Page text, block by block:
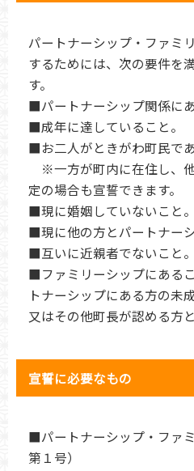
パートナーシップ・ファミ
するためには、次の要件を
す。
■パートナーシップ関係にあ
■成年に達していること。
■お二人がときがわ町民であ
※一方が町内に在住し、
定の場合も宣誓できます。
■現に婚姻していないこと。
■現に他の方とパートナー
■互いに近親者でないこと。
■ファミリーシップにある
トナーシップにある方の未
又はその他町長が認める方
宣誓に必要なもの
■パートナーシップ・ファ
第１号）